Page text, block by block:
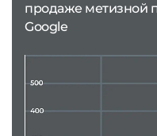
продаже метизной
Google